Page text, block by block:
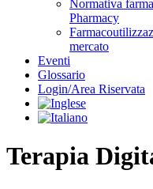
Normativa
Pharmacy
mercato
Eventi
Glossario
Login/Area Riservata
Terapia